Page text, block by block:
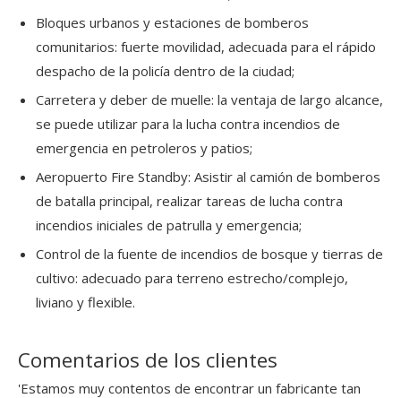
Bloques urbanos y estaciones de bomberos
comunitarios: fuerte movilidad, adecuada para el rápido
despacho de la policía dentro de la ciudad;
Carretera y deber de muelle: la ventaja de largo alcance,
se puede utilizar para la lucha contra incendios de
emergencia en petroleros y patios;
Aeropuerto Fire Standby: Asistir al camión de bomberos
de batalla principal, realizar tareas de lucha contra
incendios iniciales de patrulla y emergencia;
Control de la fuente de incendios de bosque y tierras de
cultivo: adecuado para terreno estrecho/complejo,
liviano y flexible.
Comentarios de los clientes
'Estamos muy contentos de encontrar un fabricante tan